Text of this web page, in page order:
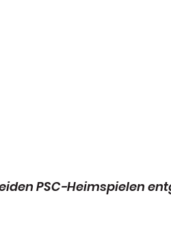
PSC-Heimspielen